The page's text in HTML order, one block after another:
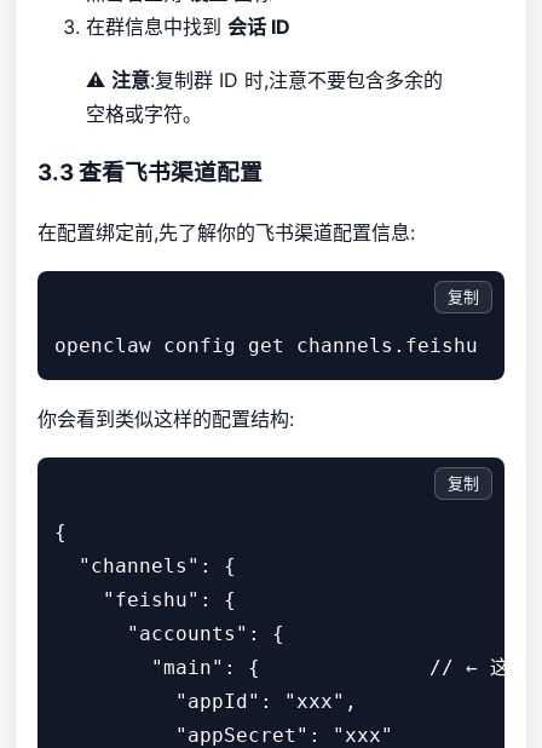
在群信息中找到 会话 ID
⚠️ 注意:复制群 ID 时,注意不要包含多余的
空格或字符。
3.3 查看飞书渠道配置
在配置绑定前,先了解你的飞书渠道配置信息:
复制
你会看到类似这样的配置结构:
{
  "channels": {
    "feishu": {
      "accounts": {
"main": {              // ← 这个
          "appId": "xxx",
          "appSecret": "xxx"
复制